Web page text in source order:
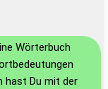
Wörterbuch
hast Du mit der